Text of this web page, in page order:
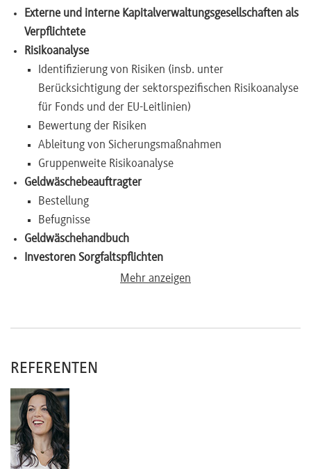
Newsletter
Externe und interne Kapitalverwaltungsgesellschaften als
Verpflichtete
Risikoanalyse
Identifizierung von Risiken (insb. unter
Berücksichtigung der sektorspezifischen Risikoanalyse
für Fonds und der EU-Leitlinien)
Bewertung der Risiken
Ableitung von Sicherungsmaßnahmen
Gruppenweite Risikoanalyse
Geldwäschebeauftragter
Bestellung
Befugnisse
Geldwäschehandbuch
Investoren Sorgfaltspflichten
Identifizierungsverfahren
Verdachtsmeldeverfahren
Transparenzregister
Verstöße gegen das Geldwäschegesetz (GwG)
Praxisbeispiele
Mehr anzeigen
REFERENTEN